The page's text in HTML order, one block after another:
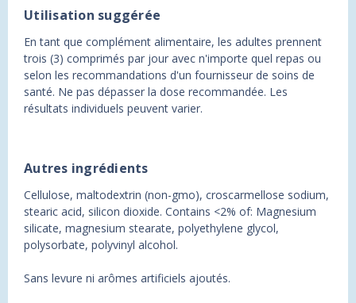
Utilisation suggérée
En tant que complément alimentaire, les adultes prennent
trois (3) comprimés par jour avec n'importe quel repas ou
selon les recommandations d'un fournisseur de soins de
santé. Ne pas dépasser la dose recommandée. Les
résultats individuels peuvent varier.
Autres ingrédients
Cellulose, maltodextrin (non-gmo), croscarmellose sodium,
stearic acid, silicon dioxide. Contains <2% of: Magnesium
silicate, magnesium stearate, polyethylene glycol,
polysorbate, polyvinyl alcohol.
Sans levure ni arômes artificiels ajoutés.